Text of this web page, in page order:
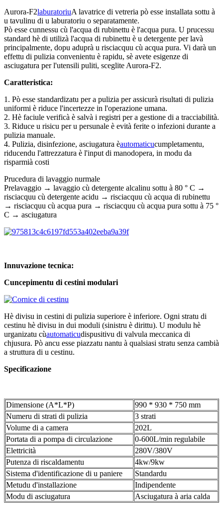
Aurora-F2laburatoriuA lavatrice di vetreria pò esse installata sottu à
u tavulinu di u laburatoriu o separatamente.
Pò esse cunnessu cù l'acqua di rubinettu è l'acqua pura. U prucessu
standard hè di utilizà l'acqua di rubinettu è u detergente per lavà
principalmente, dopu aduprà u risciacquu cù acqua pura. Vi darà un
effettu di pulizia convenientu è rapidu, sè avete esigenze di
asciugatura per l'utensili puliti, sceglite Aurora-F2.
Caratteristica:
1. Pò esse standardizatu per a pulizia per assicurà risultati di pulizia
uniformi è riduce l'incertezze in l'operazione umana.
2. Hè faciule verificà è salvà i registri per a gestione di a tracciabilità.
3. Riduce u risicu per u persunale è evità ferite o infezioni durante a
pulizia manuale.
4. Pulizia, disinfezione, asciugatura èautomaticucumpletamentu,
riducendu l'attrezzatura è l'input di manodopera, in modu da
risparmià costi
Prucedura di lavaggio nurmale
Prelavaggio → lavaggio cù detergente alcalinu sottu à 80 ° C →
risciacquu cù detergente acidu → risciacquu cù acqua di rubinettu
→ risciacquu cù acqua pura → risciacquu cù acqua pura sottu à 75 °
C → asciugatura
Innuvazione tecnica:
Cuncepimentu di cestini modulari
Hè divisu in cestini di pulizia superiore è inferiore. Ogni stratu di
cestinu hè divisu in dui moduli (sinistru è dirittu). U modulu hè
urganizatu cùautomaticudispusitivu di valvula meccanica di
chjusura. Pò ancu esse piazzatu nantu à qualsiasi stratu senza cambià
a struttura di u cestinu.
Specificazione
Dimensione (A*L*P)
990 * 930 * 750 mm
Numeru di strati di pulizia
3 strati
Volume di a camera
202L
Portata di a pompa di circulazione
0-600L/min regulabile
Elettricità
280V/380V
Putenza di riscaldamentu
4kw/9kw
Sistema d'identificazione di u paniere
Standardu
Metudu d'installazione
Indipendente
Modu di asciugatura
Asciugatura à aria calda